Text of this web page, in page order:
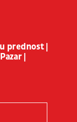
prednost |
|